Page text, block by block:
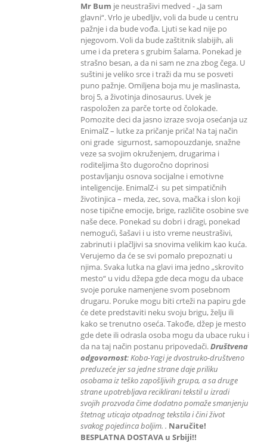
Mr Bum je neustrašivi medved - „Ja sam
glavni“. Vrlo je ubedljiv, voli da bude u centru
pažnje i da bude vođa. Ljuti se kad nije po
njegovom. Voli da bude zaštitnik slabijih, ali
ume i da pretera s grubim šalama. Ponekad je
strašno besan, a da ni sam ne zna zbog čega. U
suštini je veliko srce i traži da mu se posveti
puno pažnje. Omiljena boja mu je maslinasta,
broj 5, a životinja dinosaurus. Uvek je
raspoložen za parče torte od čolokade.
Pomozite deci da jasno izraze svoja osećanja uz
EnimalZ – lutke za pričanje priča! Na taj način
oni grade sigurnost, samopouzdanje, snažne
veze sa svojim okruženjem, drugarima i
roditeljima što dugoročno doprinosi
postavljanju osnova socijalne i emotivne
inteligencije. EnimalZ-i su pet simpatičnih
životinjica – meda, zec, sova, mačka i slon koji
nose tipične emocije, brige, različite osobine sve
naše dece. Ponekad su dobri i dragi, ponekad
nemogući, šašavi i u isto vreme neustrašivi,
zabrinuti i plačljivi sa snovima velikim kao kuća.
Verujemo da će se svi pomalo prepoznati u
njima. Svaka lutka na glavi ima jedno „skrovito
mesto“ u vidu džepa gde deca mogu da ubace
svoje poruke namenjene svom posebnom
drugaru. Poruke mogu biti crteži na papiru gde
će dete predstaviti neku svoju brigu, želju ili
kako se trenutno oseća. Takođe, džep je mesto
gde dete ili odrasla osoba mogu da ubace ruku i
da na taj način postanu pripovedači.Društvena
odgovornost: Koba-Yagi je dvostruko-društveno
preduzeće jer sa jedne strane daje priliku
osobama iz teško zapošljivih grupa, a sa druge
strane upotrebljava reciklirani tekstil u izradi
svojih prozvoda čime dodatno pomaže smanjenju
štetnog uticaja otpadnog tekstila i čini život
svakog pojedinca boljim. . Naručite!
BESPLATNA DOSTAVA u Srbiji!!